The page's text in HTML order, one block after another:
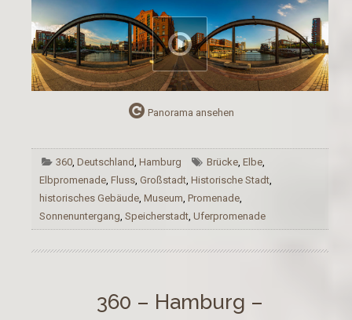
Panorama ansehen
360 ,Deutschland ,Hamburg Brücke, Elbe,
Elbpromenade Fluss Großstadt Historische Stadt
historisches Gebäude Museum Promenade
Sonnenuntergang Speicherstadt Uferpromenade
360 – Hamburg –